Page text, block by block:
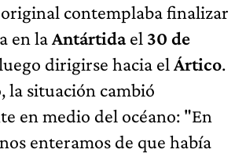
contemplaba finalizar
en laAntártidael 30 de
dirigirse hacia el Ártico.
la situación cambió
en medio del océano: "En
enteramos de que había